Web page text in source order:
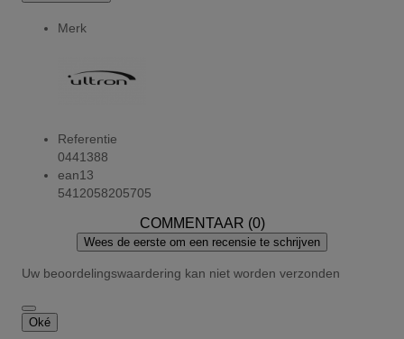
Merk
Referentie
0441388
ean13
5412058205705
COMMENTAAR (0)
Wees de eerste om een recensie te schrijven
Uw beoordelingswaardering kan niet worden verzonden
Oké